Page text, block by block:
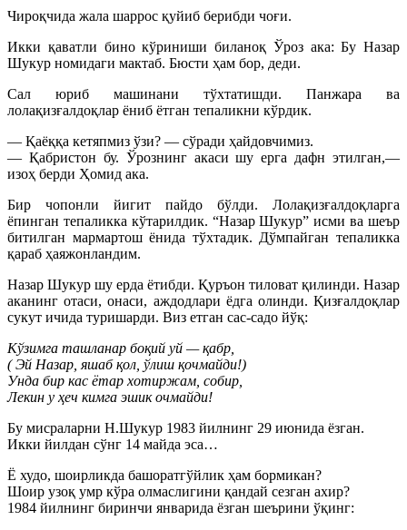
Чироқчида жала шаррос қуйиб берибди чоғи.
Икки қаватли бино кўриниши биланоқ Ўроз ака: Бу Назар
Шукур номидаги мактаб. Бюсти ҳам бор, деди.
Сал юриб машинани тўхтатишди. Панжара ва
лолақизғалдоқлар ёниб ётган тепаликни кўрдик.
— Қаёққа кетяпмиз ўзи? — сўради ҳайдовчимиз.
— Қабристон бу. Ўрознинг акаси шу ерга дафн этилган,—
изоҳ берди Ҳомид ака.
Бир чопонли йигит пайдо бўлди. Лолақизғалдоқларга
ёпинган тепаликка кўтарилдик. “Назар Шукур” исми ва шеър
битилган мармартош ёнида тўхтадик. Дўмпайган тепаликка
қараб ҳаяжонландим.
Назар Шукур шу ерда ётибди. Қуръон тиловат қилинди. Назар
аканинг отаси, онаси, аждодлари ёдга олинди. Қизғалдоқлар
сукут ичида туришарди. Виз етган сас-садо йўқ:
Кўзимга ташланар боқий уй — қабр,
( Эй Назар, яшаб қол, ўлиш қочмайди!)
Унда бир кас ётар хотиржам, собир,
Лекин у ҳеч кимга эшик очмайди!
Бу мисраларни Н.Шукур 1983 йилнинг 29 июнида ёзган.
Икки йилдан сўнг 14 майда эса…
Ё худо, шоирликда башоратгўйлик ҳам бормикан?
Шоир узоқ умр кўра олмаслигини қандай сезган ахир?
1984 йилнинг биринчи январида ёзган шеърини ўқинг: